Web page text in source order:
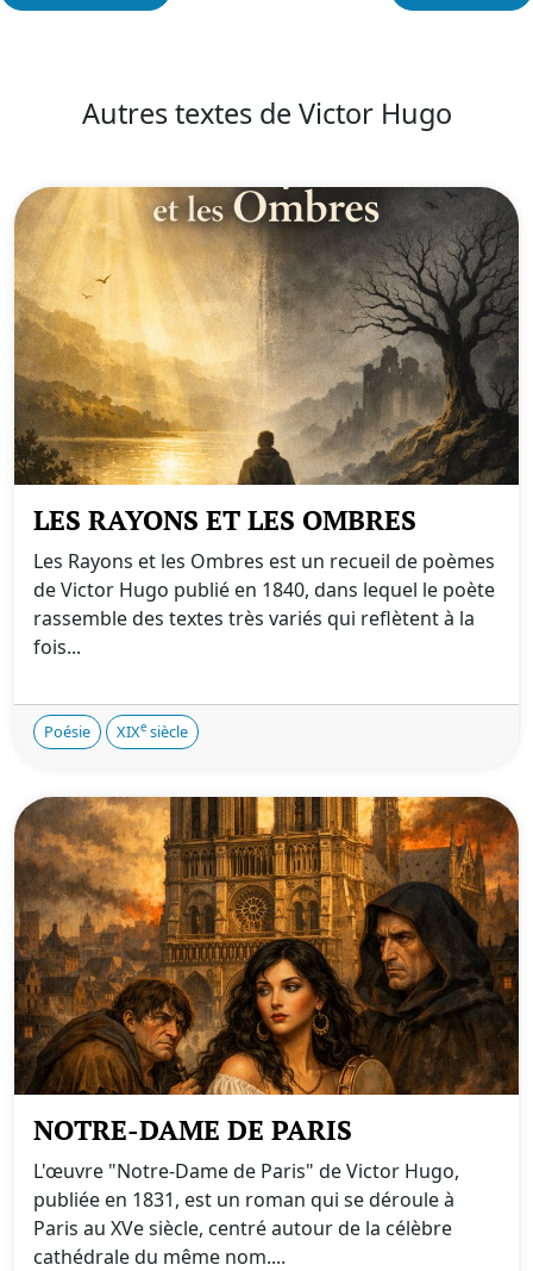
Autres textes de Victor Hugo
LES RAYONS ET LES OMBRES
Les Rayons et les Ombres est un recueil de poèmes
de Victor Hugo publié en 1840, dans lequel le poète
rassemble des textes très variés qui reflètent à la
fois...
Poésie XIXe siècle
NOTRE-DAME DE PARIS
L'œuvre "Notre-Dame de Paris" de Victor Hugo,
publiée en 1831, est un roman qui se déroule à
Paris au XVe siècle, centré autour de la célèbre
cathédrale du même nom....